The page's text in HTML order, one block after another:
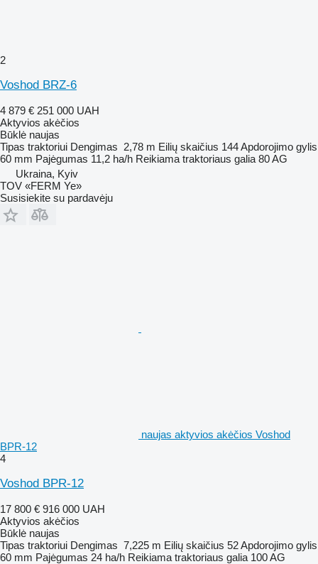
2
Voshod BRZ-6
4 879 € 251 000 UAH
Aktyvios akėčios
Būklė naujas
Tipas traktoriui Dengimas 2,78 m Eilių skaičius 144Apdorojimo gylis
60 mm Pajėgumas 11,2 ha/h Reikiama traktoriaus galia 80 AG
Ukraina, Kyiv
TOV «FERM Ye»
Susisiekite su pardavėju
naujas aktyvios akėčios Voshod
BPR-12
4
Voshod BPR-12
17 800 € 916 000 UAH
Aktyvios akėčios
Būklė naujas
Tipas traktoriui Dengimas 7,225 m Eilių skaičius 52Apdorojimo gylis
60 mm Pajėgumas 24 ha/h Reikiama traktoriaus galia 100 AG